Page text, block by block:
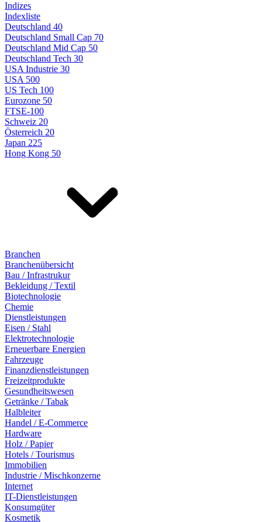
Indizes
Indexliste
Deutschland 40
Deutschland Small Cap 70
Deutschland Mid Cap 50
Deutschland Tech 30
USA Industrie 30
USA 500
US Tech 100
Eurozone 50
FTSE-100
Schweiz 20
Österreich 20
Japan 225
Hong Kong 50
Branchen
Branchenübersicht
Bau / Infrastrukur
Bekleidung / Textil
Biotechnologie
Chemie
Dienstleistungen
Eisen / Stahl
Elektrotechnologie
Erneuerbare Energien
Fahrzeuge
Finanzdienstleistungen
Freizeitprodukte
Gesundheitswesen
Getränke / Tabak
Halbleiter
Handel / E-Commerce
Hardware
Holz / Papier
Hotels / Tourismus
Immobilien
Industrie / Mischkonzerne
Internet
IT-Dienstleistungen
Konsumgüter
Kosmetik